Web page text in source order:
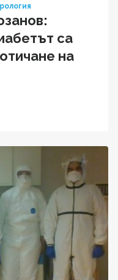
са
на